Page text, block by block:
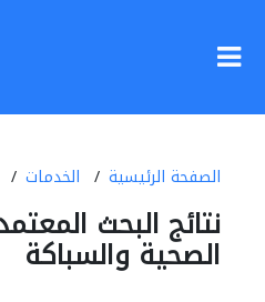
الصفحة الرئيسية الخدمات
نتائج البحث
الصحية والسباكة